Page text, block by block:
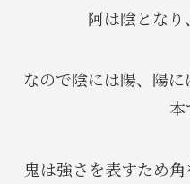
阿は陰となり
なので陰には陽、陽
本
鬼は強さを表すため